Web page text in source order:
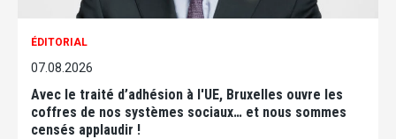
ÉDITORIAL
07.08.2026
Avec le traité d’adhésion à l'UE, Bruxelles ouvre les
coffres de nos systèmes sociaux… et nous sommes
censés applaudir !